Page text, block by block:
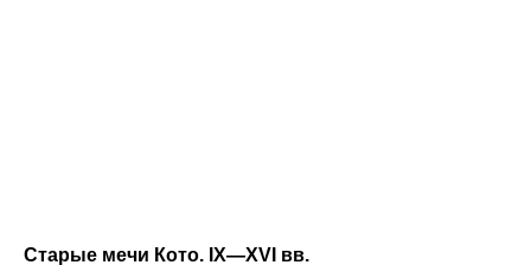
Старые мечи Кото. IX—XVI вв.